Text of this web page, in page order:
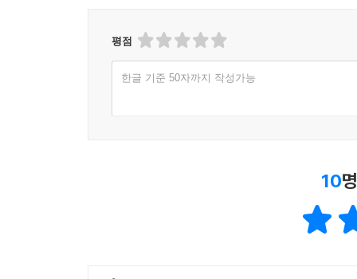
평점
한글 기준 50자까지 작성가능
10